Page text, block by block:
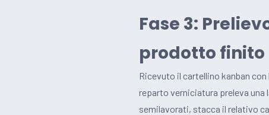
Fase 3:
prodotto finito
Ricevuto il cartellino kanban
reparto verniciatura preleva una
semilavorati, stacca il relativo